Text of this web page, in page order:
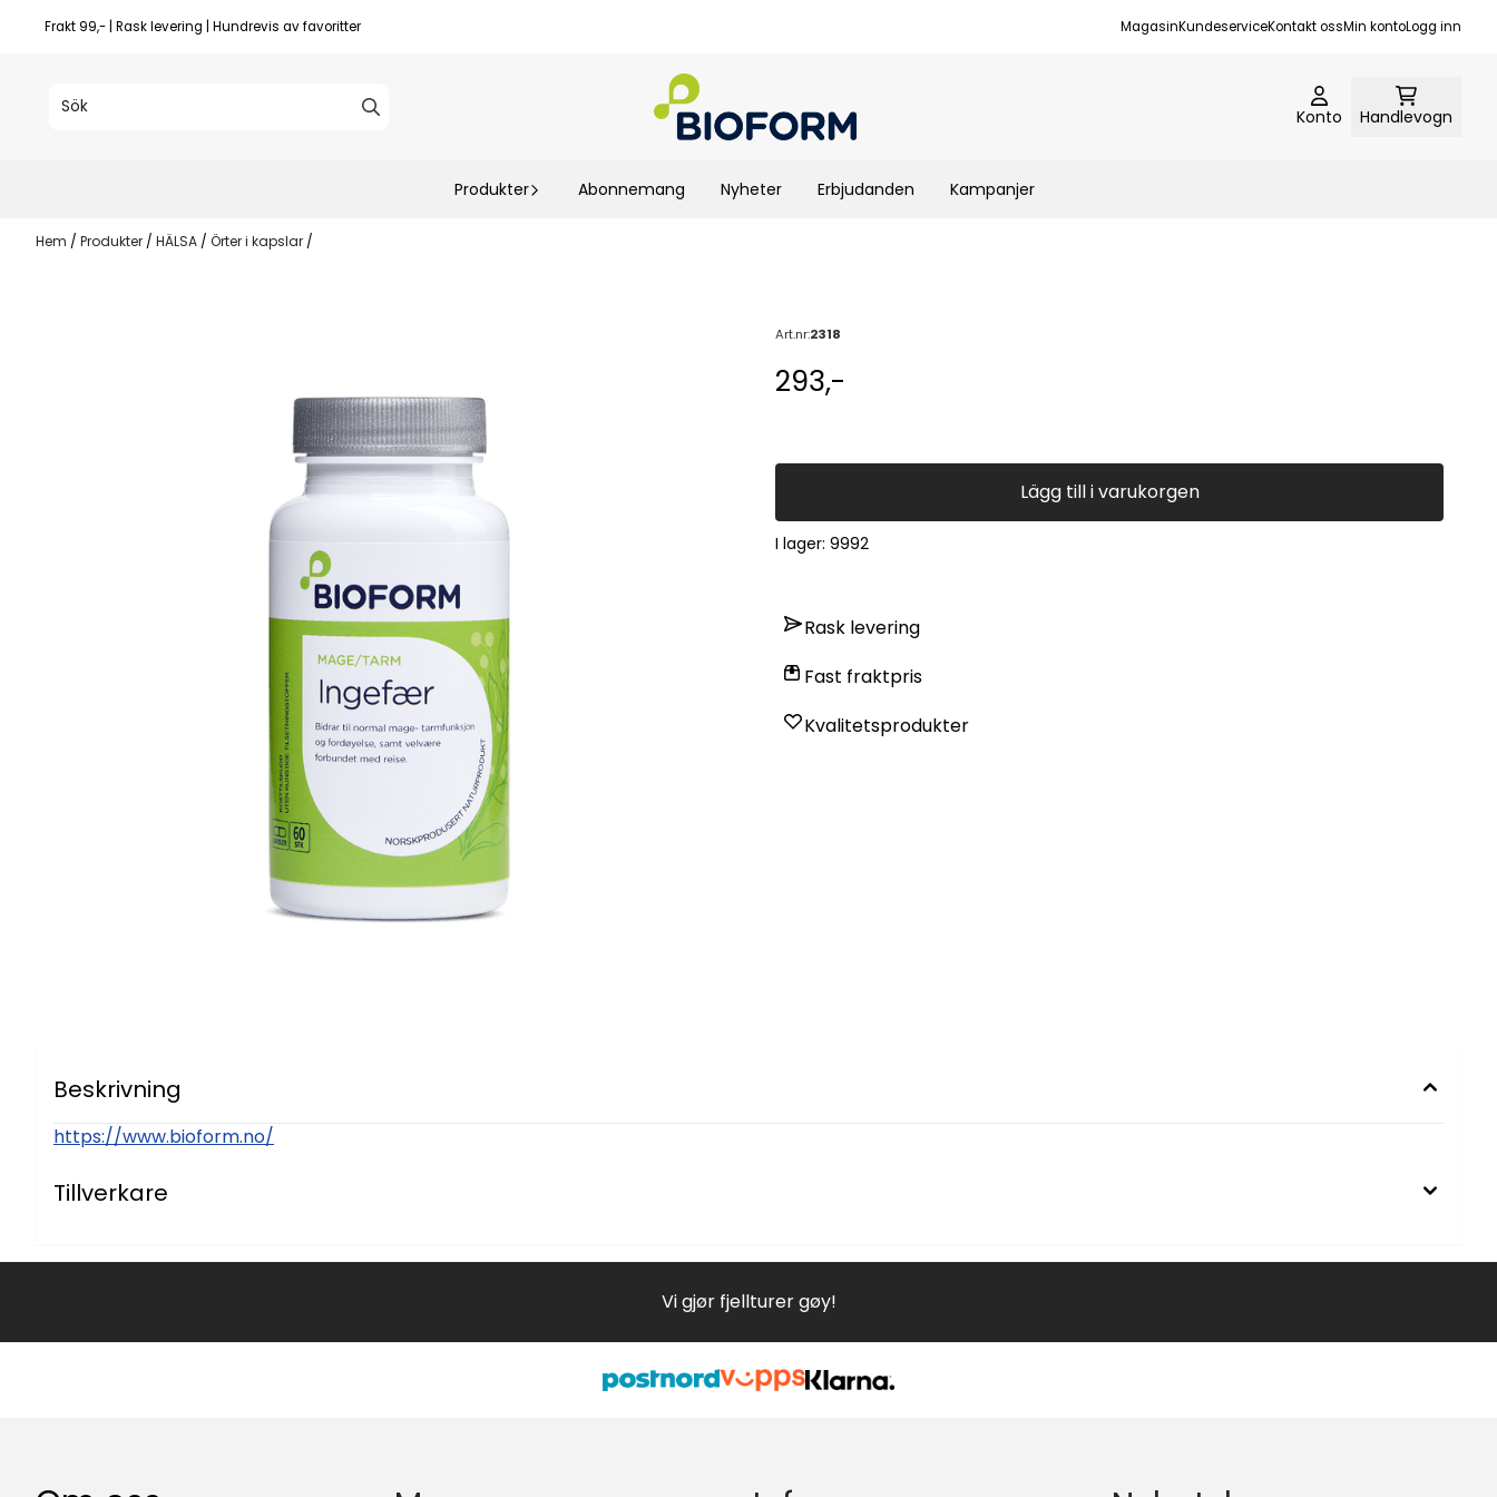
Hoppa till innehåll
Frakt 99,- | Rask levering | Hundrevis av favoritter MagasinKundeserviceKontakt ossMin kontoLogg inn
Konto Handlevogn
Produkter Abonnemang Nyheter Erbjudanden Kampanjer
Hem / Produkter / HÄLSA / Örter i kapslar /
Art.nr:2318
293,-
Lägg till i varukorgen
I lager: 9992
Rask levering
Fast fraktpris
Kvalitetsprodukter
Beskrivning
https://www.bioform.no/
Tillverkare
Vi gjør fjellturer gøy!